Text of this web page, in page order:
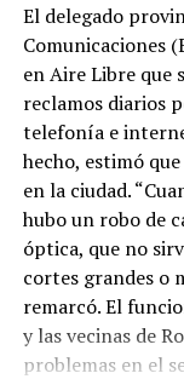
El delegado
Comunicaciones
en Aire Libre que
reclamos diarios
telefonía e
hecho, estimó
en la ciudad.
hubo un robo de
óptica, que no
cortes grandes o
remarcó. El
y las vecinas de
problemas en el